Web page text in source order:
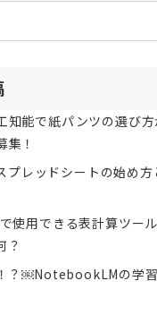
知能で紙パンツの選び
集！
プレッドシートの始め
で使用できる表計算ツー
？
？￼NotebookLMの学